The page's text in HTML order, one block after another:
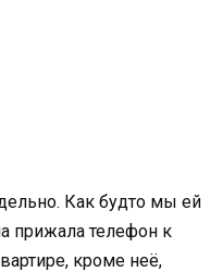
Как будто мы ей
прижала телефон к
кроме неё,